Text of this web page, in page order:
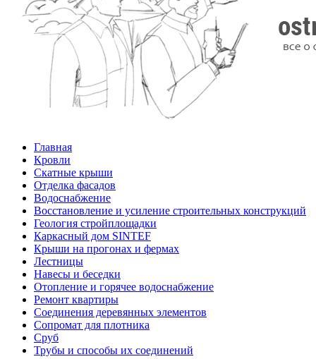
Главная
Кровли
Скатные крыши
Отделка фасадов
Водоснабжение
Восстановление и усиление строительных конструкций
Геология стройплощадки
Каркасный дом SINTEF
Крыши на прогонах и фермах
Лестницы
Навесы и беседки
Отопление и горячее водоснабжение
Ремонт квартиры
Соединения деревянных элементов
Сопромат для плотника
Сруб
Трубы и способы их соединений